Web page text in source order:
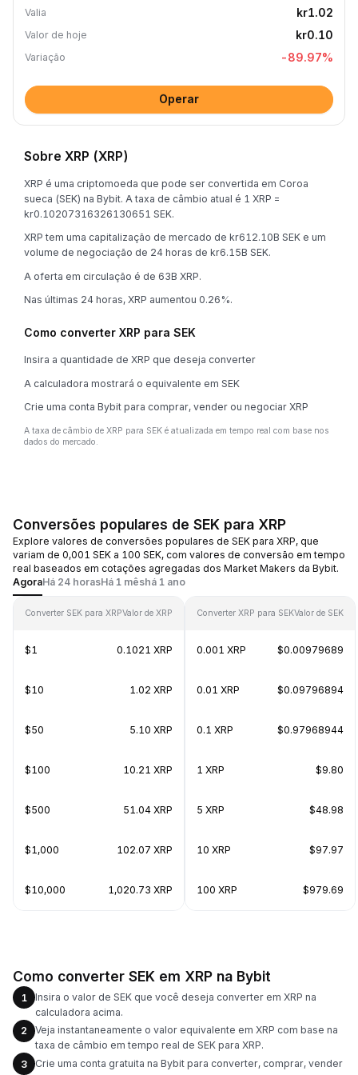
Valia kr1.02
Valor de hoje kr0.10
Variação -89.97%
Operar
Sobre XRP (XRP)
XRP é uma criptomoeda que pode ser convertida em Coroa
sueca (SEK) na Bybit. A taxa de câmbio atual é 1 XRP =
kr0.10207316326130651 SEK.
XRP tem uma capitalização de mercado de kr612.10B SEK e um
volume de negociação de 24 horas de kr6.15B SEK.
A oferta em circulação é de 63B XRP.
Nas últimas 24 horas, XRP aumentou 0.26%.
Como converter XRP para SEK
Insira a quantidade de XRP que deseja converter
A calculadora mostrará o equivalente em SEK
Crie uma conta Bybit para comprar, vender ou negociar XRP
A taxa de câmbio de XRP para SEK é atualizada em tempo real com base nos
dados do mercado.
Conversões populares de SEK para XRP
Explore valores de conversões populares de SEK para XRP, que
variam de 0,001 SEK a 100 SEK, com valores de conversão em tempo
real baseados em cotações agregadas dos Market Makers da Bybit.
AgoraHá 24 horasHá 1 mêshá 1 ano
Converter SEK para XRPValor de XRP
$1 0.1021 XRP
$10 1.02 XRP
$50 5.10 XRP
$100 10.21 XRP
$500 51.04 XRP
$1,000 102.07 XRP
$10,000 1,020.73 XRP
Converter XRP para SEKValor de SEK
0.001 XRP $0.00979689
0.01 XRP $0.09796894
0.1 XRP $0.97968944
1 XRP $9.80
5 XRP $48.98
10 XRP $97.97
100 XRP $979.69
Como converter SEK em XRP na Bybit
1
Insira o valor de SEK que você deseja converter em XRP na
calculadora acima.
2
Veja instantaneamente o valor equivalente em XRP com base na
taxa de câmbio em tempo real de SEK para XRP.
3
Crie uma conta gratuita na Bybit para converter, comprar, vender